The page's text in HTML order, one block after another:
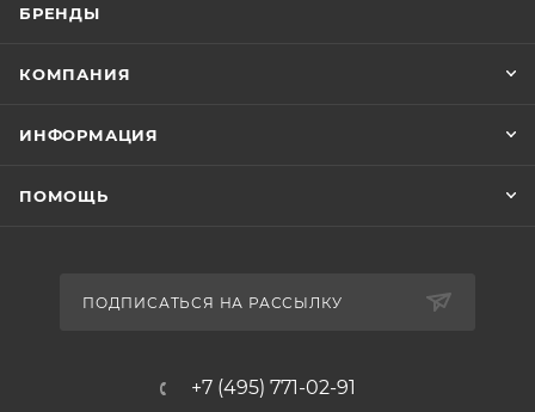
БРЕНДЫ
КОМПАНИЯ
ИНФОРМАЦИЯ
ПОМОЩЬ
ПОДПИСАТЬСЯ НА РАССЫЛКУ
+7 (495) 771-02-91